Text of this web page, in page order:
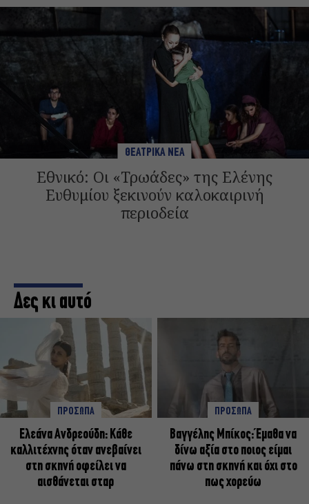
ΘΕΑΤΡΙΚΑ ΝΕΑ
Εθνικό: Οι «Τρωάδες» της Ελένης
Ευθυμίου ξεκινούν καλοκαιρινή
περιοδεία
Δες κι αυτό
ΠΡΟΣΩΠΑ
Ελεάνα Ανδρεούδη: Κάθε
καλλιτέχνης όταν ανεβαίνει
στη σκηνή οφείλει να
αισθάνεται σταρ
ΠΡΟΣΩΠΑ
Βαγγέλης Μπίκος: Έμαθα να
δίνω αξία στο ποιος είμαι
πάνω στη σκηνή και όχι στο
πως χορεύω